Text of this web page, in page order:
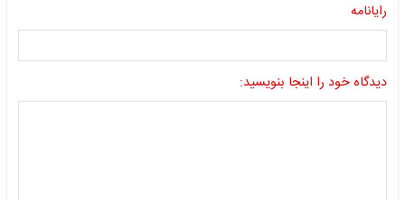
رایانامه
دیدگاه خود را اینجا بنویسید: